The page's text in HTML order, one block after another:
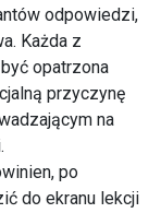
odpowiedzi,
Każda z
opatrzona
przyczynę
na
po
do ekranu lekcji